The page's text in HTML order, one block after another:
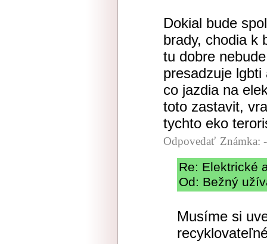
Dokial bude
brady, chodia k
tu dobre
presadzuje
co jazdia na
toto zastavit,
tychto eko
Odpovedať Známka:
Re: Elektrické
Od: Bežný
Musíme si